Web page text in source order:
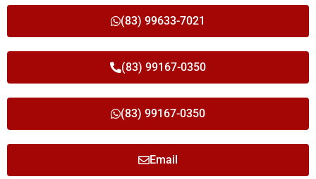
(83) 99633-7021
(83) 99167-0350
(83) 99167-0350
Email